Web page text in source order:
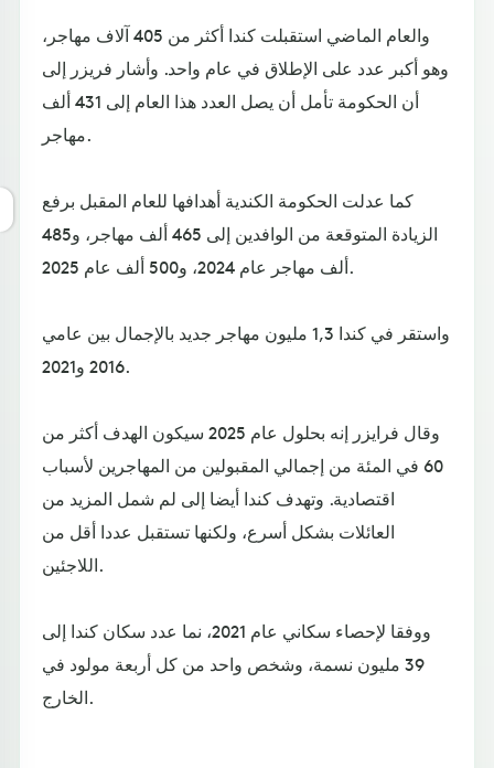
والعام الماضي استقبلت كندا أكثر من 405 آلاف مهاجر،
وهو أكبر عدد على الإطلاق في عام واحد. وأشار فريزر إلى
أن الحكومة تأمل أن يصل العدد هذا العام إلى 431 ألف
مهاجر.
كما عدلت الحكومة الكندية أهدافها للعام المقبل برفع
الزيادة المتوقعة من الوافدين إلى 465 ألف مهاجر، و485
ألف مهاجر عام 2024، و500 ألف عام 2025.
واستقر في كندا 1,3 مليون مهاجر جديد بالإجمال بين عامي
2016 و2021.
وقال فرايزر إنه بحلول عام 2025 سيكون الهدف أكثر من
60 في المئة من إجمالي المقبولين من المهاجرين لأسباب
اقتصادية. وتهدف كندا أيضا إلى لم شمل المزيد من
العائلات بشكل أسرع، ولكنها تستقبل عددا أقل من
اللاجئين.
ووفقا لإحصاء سكاني عام 2021، نما عدد سكان كندا إلى
39 مليون نسمة، وشخص واحد من كل أربعة مولود في
الخارج.